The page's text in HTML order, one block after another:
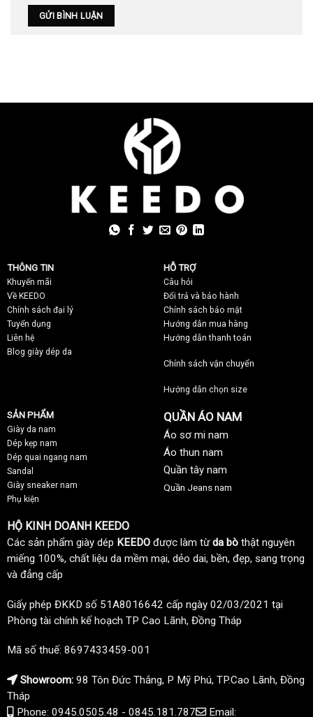
THÔNG TIN
Khuyến mãi
Về KEEDO
Chính sách đại lý
Tuyển dụng
Liên hệ
Blog giày dép da
HỖ TRỢ
Câu hỏi
Đổi trả và bảo hành
Chính sách bảo mật
Hướng dẫn mua hàng
Hướng dẫn thanh toán
Chính sách vận chuyển
Hướng dẫn chọn size
SẢN PHẨM
Giày da nam
Dép kẹp nam
Dép quai ngang nam
Sandal
Giày sneaker nam
Phụ kiện
QUẦN ÁO NAM
Áo sơ mi nam
Áo thun nam
Quần tây nam
Quần Jeans nam
HỘ KINH DOANH KEEDO
Các sản phẩm giày dép KEEDO được làm từda bò thật nguyên
miếng 100%, chất liệu da mềm mại, dẻo dai, bền, đẹp, sang trọng
và đẳng cấp
Giấy phép ĐKKD số 51A8016642 cấp ngày 02/03/2021 tại
Phòng tài chính kế hoạch TP Cao Lãnh, Đồng Tháp
Mã số thuế: 8697433459-001
Showroom: 98 Tôn Đức Thắng, P Mỹ Phú, TP.Cao Lãnh, Đồng
Tháp
Phone: 0945.0505.48 - 0845.181.787
Email: